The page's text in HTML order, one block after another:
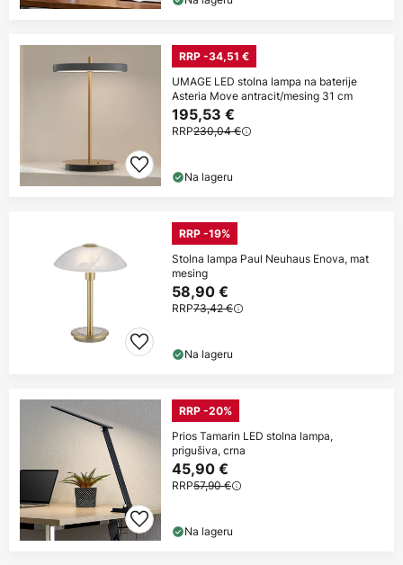
RRP -34,51 €
UMAGE LED stolna lampa na baterije
Asteria Move antracit/mesing 31 cm
195,53 €
RRP230,04 €
Na lageru
RRP -19%
Stolna lampa Paul Neuhaus Enova, mat
mesing
58,90 €
RRP73,42 €
Na lageru
RRP -20%
Prios Tamarin LED stolna lampa,
prigušiva, crna
45,90 €
RRP57,90 €
Na lageru